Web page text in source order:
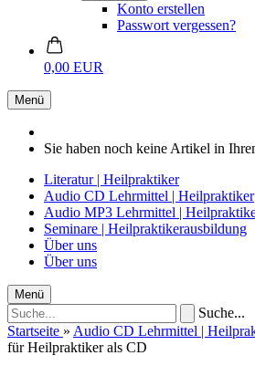
Konto erstellen
Passwort vergessen?
0,00 EUR
Menü
Sie haben noch keine Artikel in
Literatur | Heilpraktiker
Audio CD Lehrmittel | Heilpraktiker
Audio MP3 Lehrmittel |
Seminare | Heilpraktikerausbildung
Über uns
Über uns
Menü
Suche...
Startseite » Audio CD Lehrmittel |
für Heilpraktiker als CD